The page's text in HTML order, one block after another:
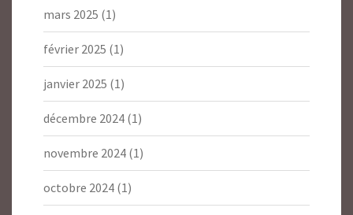
mars 2025 (1)
février 2025 (1)
janvier 2025 (1)
décembre 2024 (1)
novembre 2024 (1)
octobre 2024 (1)